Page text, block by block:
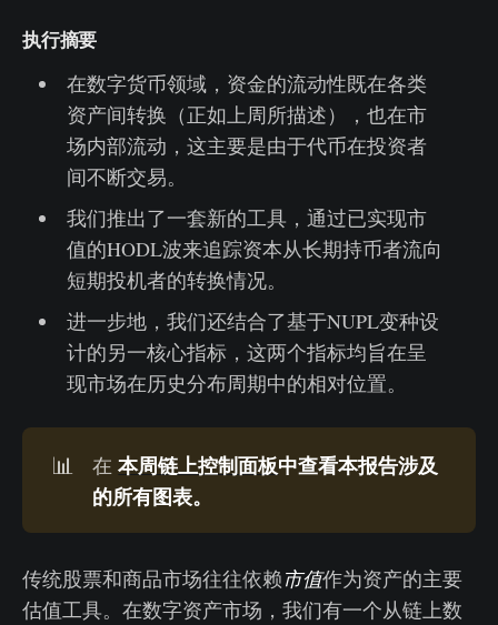
执行摘要
在数字货币领域，资金的流动性既在各类
资产间转换（正如上周所描述），也在市
场内部流动，这主要是由于代币在投资者
间不断交易。
我们推出了一套新的工具，通过已实现市
值的HODL波来追踪资本从长期持币者流向
短期投机者的转换情况。
进一步地，我们还结合了基于NUPL变种设
计的另一核心指标，这两个指标均旨在呈
现市场在历史分布周期中的相对位置。
📊 在本周链上控制面板中查看本报告涉及
的所有图表。
传统股票和商品市场往往依赖市值作为资产的主要
估值工具。在数字资产市场，我们有一个从链上数